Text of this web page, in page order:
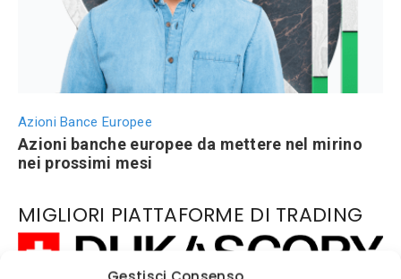
Azioni Bance Europee
Azioni banche europee da mettere nel mirino
nei prossimi mesi
MIGLIORI PIATTAFORME DI TRADING